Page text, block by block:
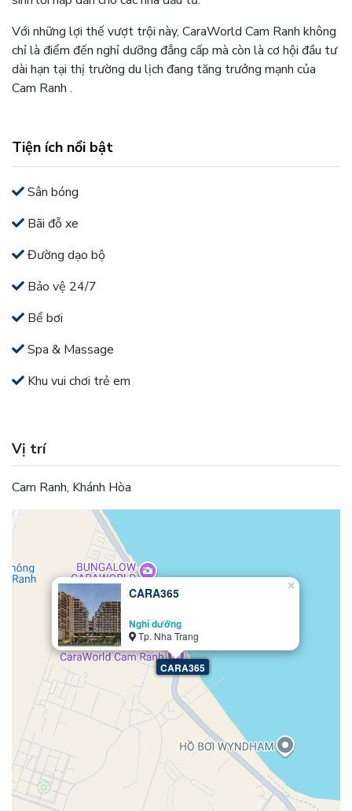
Với những lợi thế vượt trội này, CaraWorld Cam Ranh không
chỉ là điểm đến nghỉ dưỡng đẳng cấp mà còn là cơ hội đầu tư
dài hạn tại thị trường du lịch đang tăng trưởng mạnh của
Cam Ranh .
Tiện ích nổi bật
Sân bóng
Bãi đỗ xe
Đường dạo bộ
Bảo vệ 24/7
Bể bơi
Spa & Massage
Khu vui chơi trẻ em
Vị trí
Cam Ranh, Khánh Hòa
CARA365
CARA365
Nghỉ dưỡng
Tp. Nha Trang
×